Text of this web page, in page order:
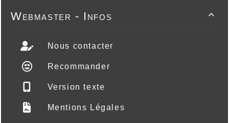

Webmaster - Infos
Nous contacter
Recommander
Version texte
Mentions Légales